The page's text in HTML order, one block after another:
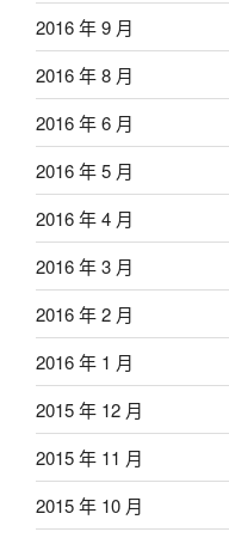
2016 年 9 月
2016 年 8 月
2016 年 6 月
2016 年 5 月
2016 年 4 月
2016 年 3 月
2016 年 2 月
2016 年 1 月
2015 年 12 月
2015 年 11 月
2015 年 10 月